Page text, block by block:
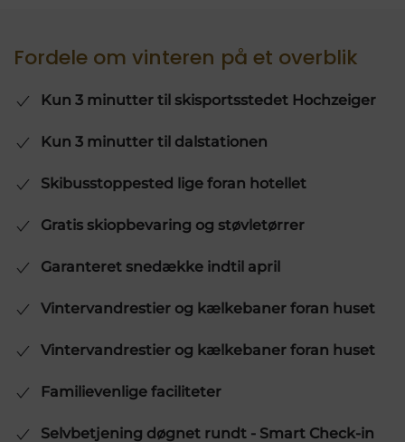
Fordele om vinteren på et overblik
Kun 3 minutter til skisportsstedet Hochzeiger
Kun 3 minutter til dalstationen
Skibusstoppested lige foran hotellet
Gratis skiopbevaring og støvletørrer
Garanteret snedække indtil april
Vintervandrestier og kælkebaner foran huset
Vintervandrestier og kælkebaner foran huset
Familievenlige faciliteter
Selvbetjening døgnet rundt - Smart Check-in